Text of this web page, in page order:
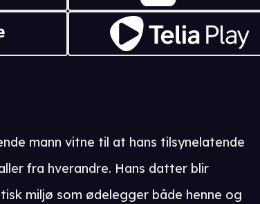
mann vitne til at hans tilsynelatende
fra hverandre. Hans datter blir
miljø som ødelegger både henne og